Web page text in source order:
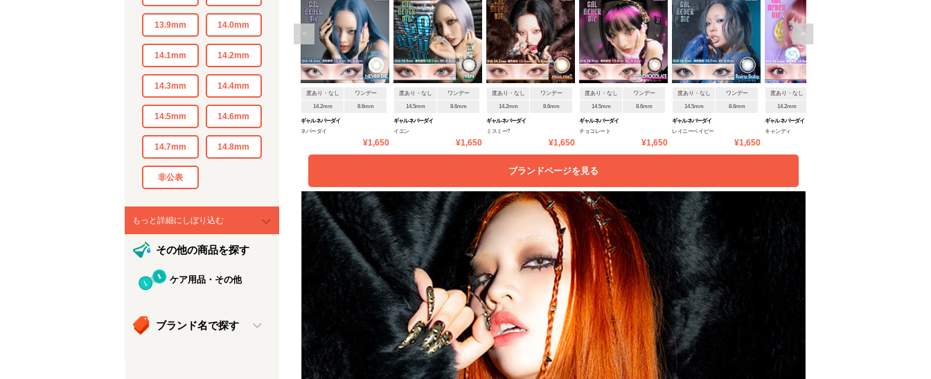
13.9mm 14.0mm
14.1mm 14.2mm
14.3mm 14.4mm
14.5mm 14.6mm
14.7mm 14.8mm
非公表
もっと詳細にしぼり込む
その他の商品を探す
ケア用品・その他
ブランド名で探す
度あり・なし ワンデー
14.2mm 8.6mm
ギャルネバーダイ
ネバーダイ
¥1,650
度あり・なし ワンデー
14.5mm 8.6mm
ギャルネバーダイ
イエン
¥1,650
度あり・なし ワンデー
14.2mm 8.6mm
ギャルネバーダイ
ミスミー?
¥1,650
度あり・なし ワンデー
14.5mm 8.6mm
ギャルネバーダイ
チョコレート
¥1,650
度あり・なし ワンデー
14.5mm 8.6mm
ギャルネバーダイ
レイニーベイビー
¥1,650
度あり・なし
14.2mm
ギャルネバーダイ
キャンディ
< >
ブランドページを見る